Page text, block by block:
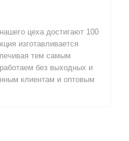
цеха достигают 100
изготавливается
тем самым
без выходных и
клиентам и оптовым